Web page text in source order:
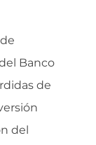
Banco
de
del